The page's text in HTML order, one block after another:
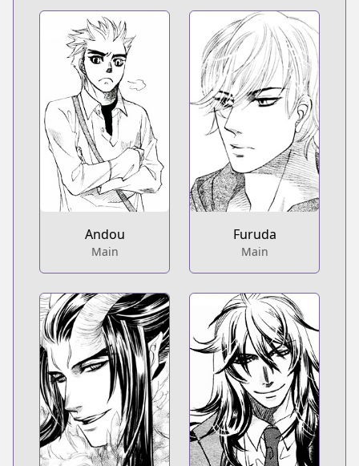
Andou
Main
Furuda
Main